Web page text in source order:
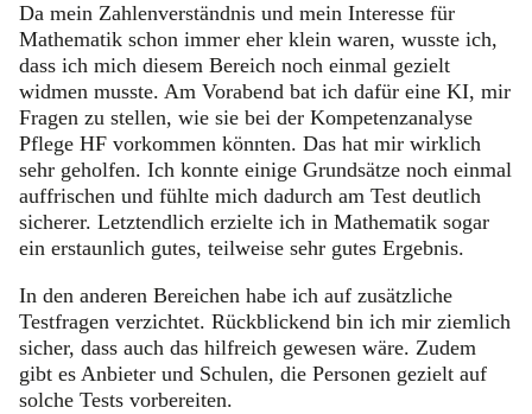
Da mein Zahlenverständnis und mein Interesse für
Mathematik schon immer eher klein waren, wusste ich,
dass ich mich diesem Bereich noch einmal gezielt
widmen musste. Am Vorabend bat ich dafür eine KI, mir
Fragen zu stellen, wie sie bei der Kompetenzanalyse
Pflege HF vorkommen könnten. Das hat mir wirklich
sehr geholfen. Ich konnte einige Grundsätze noch einmal
auffrischen und fühlte mich dadurch am Test deutlich
sicherer. Letztendlich erzielte ich in Mathematik sogar
ein erstaunlich gutes, teilweise sehr gutes Ergebnis.
In den anderen Bereichen habe ich auf zusätzliche
Testfragen verzichtet. Rückblickend bin ich mir ziemlich
sicher, dass auch das hilfreich gewesen wäre. Zudem
gibt es Anbieter und Schulen, die Personen gezielt auf
solche Tests vorbereiten.